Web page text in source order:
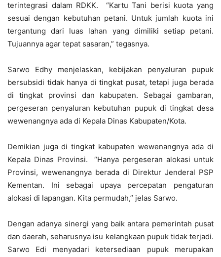
terintegrasi dalam RDKK. “Kartu Tani berisi kuota yang
sesuai dengan kebutuhan petani. Untuk jumlah kuota ini
tergantung dari luas lahan yang dimiliki setiap petani.
Tujuannya agar tepat sasaran,” tegasnya.
Sarwo Edhy menjelaskan, kebijakan penyaluran pupuk
bersubsidi tidak hanya di tingkat pusat, tetapi juga berada
di tingkat provinsi dan kabupaten. Sebagai gambaran,
pergeseran penyaluran kebutuhan pupuk di tingkat desa
wewenangnya ada di Kepala Dinas Kabupaten/Kota.
Demikian juga di tingkat kabupaten wewenangnya ada di
Kepala Dinas Provinsi. “Hanya pergeseran alokasi untuk
Provinsi, wewenangnya berada di Direktur Jenderal PSP
Kementan. Ini sebagai upaya percepatan pengaturan
alokasi di lapangan. Kita permudah,” jelas Sarwo.
Dengan adanya sinergi yang baik antara pemerintah pusat
dan daerah, seharusnya isu kelangkaan pupuk tidak terjadi.
Sarwo Edi menyadari ketersediaan pupuk merupakan